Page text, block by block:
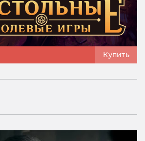
Купить